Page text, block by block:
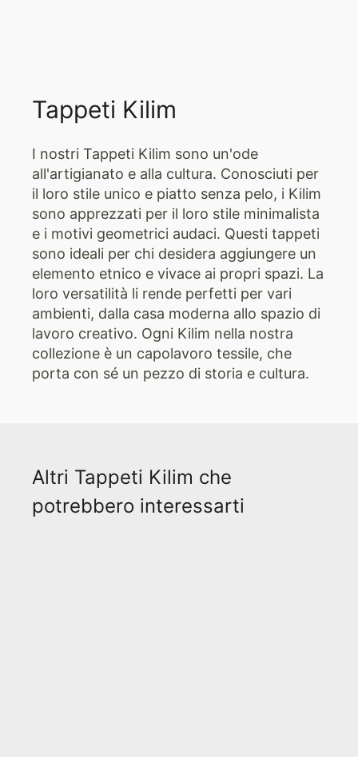
Tappeti Kilim
I nostri Tappeti Kilim sono un'ode
all'artigianato e alla cultura. Conosciuti per
il loro stile unico e piatto senza pelo, i Kilim
sono apprezzati per il loro stile minimalista
e i motivi geometrici audaci. Questi tappeti
sono ideali per chi desidera aggiungere un
elemento etnico e vivace ai propri spazi. La
loro versatilità li rende perfetti per vari
ambienti, dalla casa moderna allo spazio di
lavoro creativo. Ogni Kilim nella nostra
collezione è un capolavoro tessile, che
porta con sé un pezzo di storia e cultura.
Altri Tappeti Kilim che
potrebbero interessarti